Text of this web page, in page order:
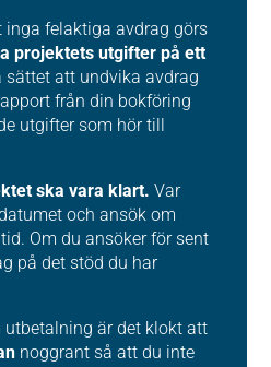
inga felaktiga avdrag görs
projektets utgifter på ett
sättet att undvika avdrag
från din bokföring
utgifter som hör till
ska vara klart. Var
och ansök om
Om du ansöker för sent
på det stöd du har
utbetalning är det klokt att
noggrant så att du inte